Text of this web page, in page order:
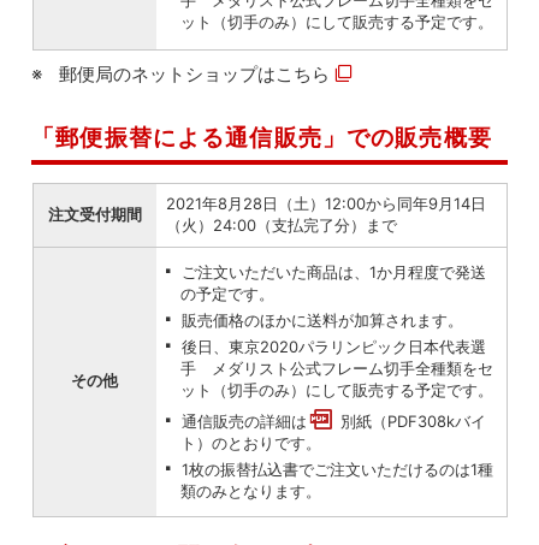
ット（切手のみ）にして販売する予定です。
郵便局のネットショップはこちら
「郵便振替による通信販売」での販売概要
注文受付期間
2021年8月28日（土）12:00から同年9月14日
（火）24:00（支払完了分）まで
その他
ご注文いただいた商品は、1か月程度で発送
の予定です。
販売価格のほかに送料が加算されます。
後日、東京2020パラリンピック日本代表選
手 メダリスト公式フレーム切手全種類をセ
ット（切手のみ）にして販売する予定です。
通信販売の詳細は
別紙（PDF308kバイ
ト）のとおりです。
1枚の振替払込書でご注文いただけるのは1種
類のみとなります。